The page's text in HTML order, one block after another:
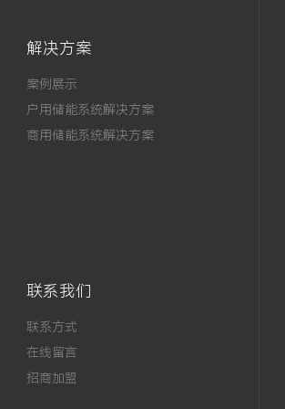
解决方案
案例展示
户用储能系统解决方案
商用储能系统解决方案
联系我们
联系方式
在线留言
招商加盟